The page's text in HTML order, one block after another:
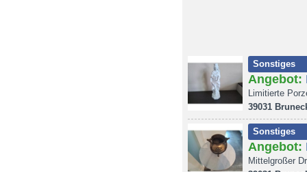
Sonstiges
Angebot:
Limitierte
39031
Sonstiges
Angebot:
Mittelgroßer